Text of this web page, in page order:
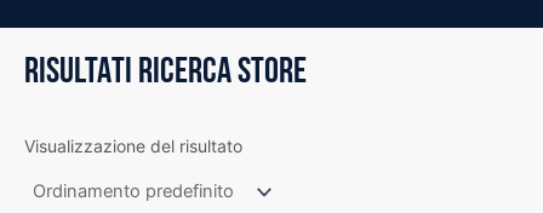
RISULTATI RICERCA STORE
Visualizzazione del risultato